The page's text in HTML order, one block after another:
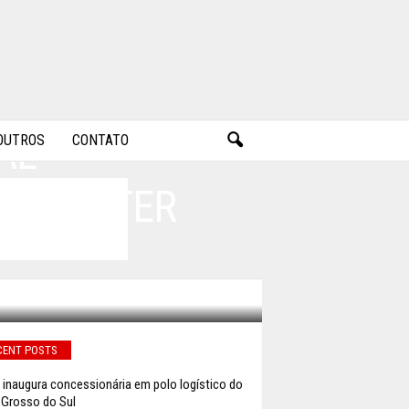
CONTATO
POSTS
concessionária em polo logístico do
do Sul